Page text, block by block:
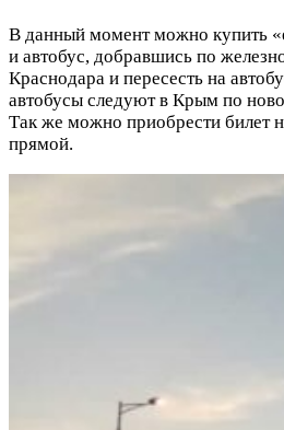
В данный момент можно купить
и автобус, добравшись по
Краснодара и пересесть на
автобусы следуют в Крым по
Так же можно приобрести билет
прямой.